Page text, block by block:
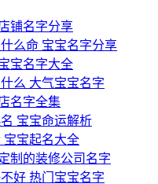
铺名字分享
么命 宝宝名字分享
宝名字大全
么 大气宝宝名字
名字全集
宝宝命运解析
宝宝起名大全
制的装修公司名字
好 热门宝宝名字